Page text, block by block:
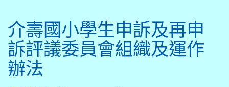
介壽國小學生申訴及再申
訴評議委員會組織及運作
辦法